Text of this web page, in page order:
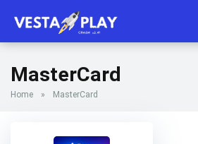
MasterCard
Home » MasterCard